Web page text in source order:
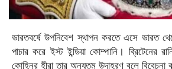
ভারতবর্ষে উপনিবেশ স্থাপন করতে এসে ভারত
পাচার করে ইস্ট ইন্ডিয়া কোম্পানি। ব্রিটেনের
কোহিনূর হীরা তার অন্যতম উদাহরণ বলে বিবেচনা